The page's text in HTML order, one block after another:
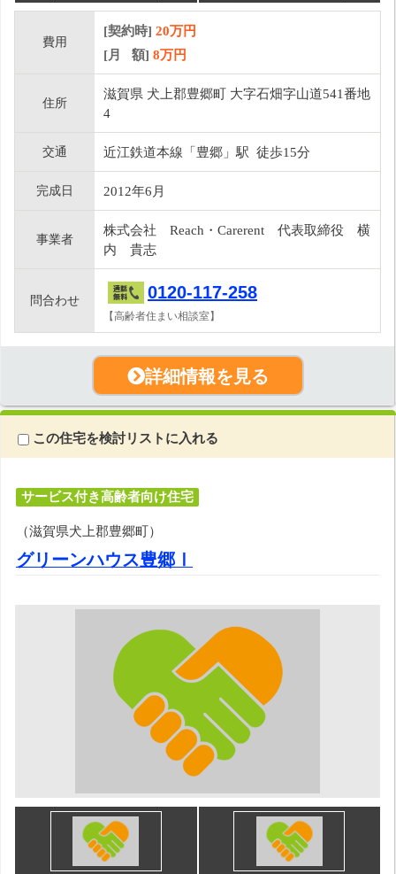
費用
[契約時] 20万円
[月 額] 8万円
住所
滋賀県 犬上郡豊郷町 大字石畑字山道541番地
4
交通 近江鉄道本線「豊郷」駅 徒歩15分
完成日 2012年6月
事業者
株式会社 Reach・Carerent 代表取締役 横
内 貴志
問合わせ 0120-117-258
【高齢者住まい相談室】
詳細情報を見る
この住宅を検討リストに入れる
サービス付き高齢者向け住宅
（滋賀県犬上郡豊郷町）
グリーンハウス豊郷Ⅰ